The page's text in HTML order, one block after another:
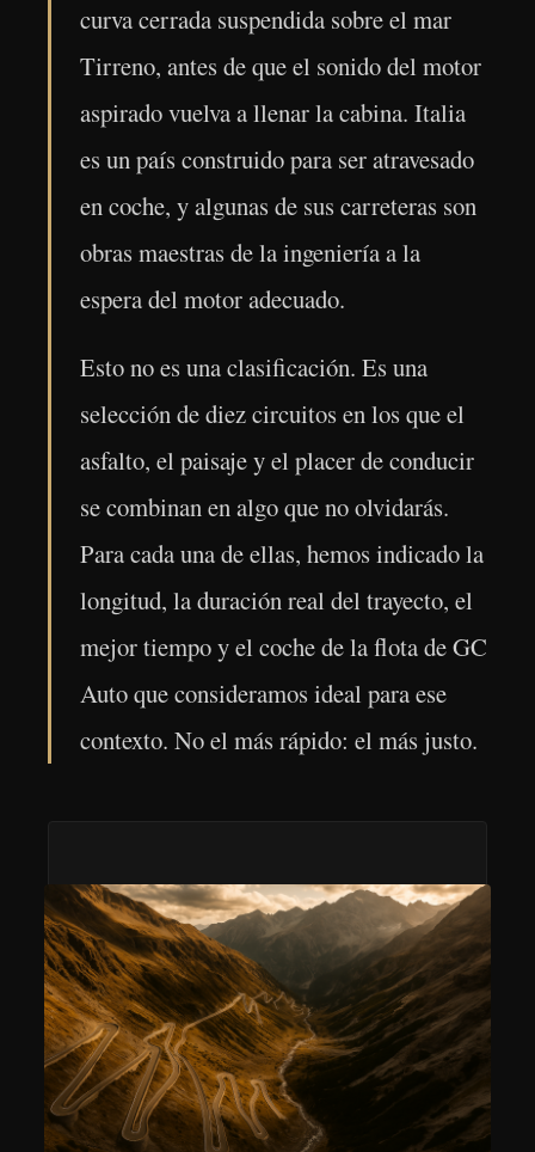
curva cerrada suspendida sobre el mar
Tirreno, antes de que el sonido del motor
aspirado vuelva a llenar la cabina. Italia
es un país construido para ser atravesado
en coche, y algunas de sus carreteras son
obras maestras de la ingeniería a la
espera del motor adecuado.
Esto no es una clasificación. Es una
selección de diez circuitos en los que el
asfalto, el paisaje y el placer de conducir
se combinan en algo que no olvidarás.
Para cada una de ellas, hemos indicado la
longitud, la duración real del trayecto, el
mejor tiempo y el coche de la flota de GC
Auto que consideramos ideal para ese
contexto. No el más rápido: el más justo.